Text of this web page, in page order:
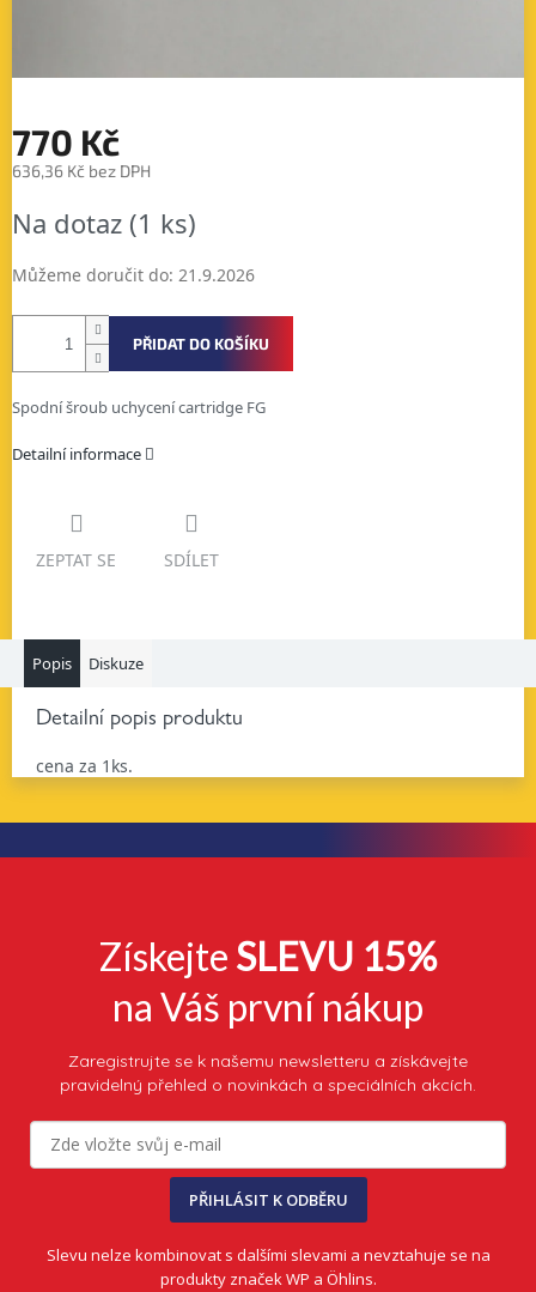
770 Kč
636,36 Kč bez DPH
cena:
Na dotaz (1 ks)
Můžeme doručit do: 21.9.2026
PŘIDAT DO KOŠÍKU
Spodní šroub uchycení cartridge FG
Detailní informace
ZEPTAT SE SDÍLET
Popis Diskuze
Detailní popis produktu
cena za 1ks.
Získejte SLEVU 15%
na Váš první nákup
Zaregistrujte se k našemu newsletteru a získávejte
pravidelný přehled o novinkách a speciálních akcích.
PŘIHLÁSIT K ODBĚRU
Slevu nelze kombinovat s dalšími slevami a nevztahuje se na
produkty značek WP a Öhlins.